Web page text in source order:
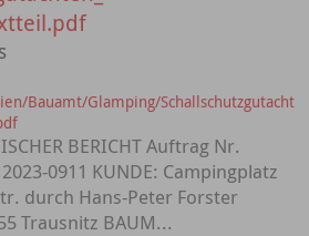
Bauamt/Glamping/Schallschutzgutacht
BERICHT Auftrag Nr.
0911 KUNDE: Campingplatz
durch Hans-Peter Forster
Trausnitz BAUM...